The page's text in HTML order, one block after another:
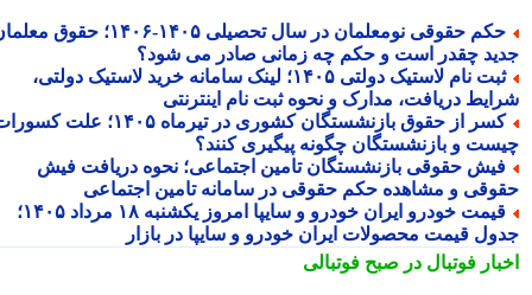
حکم حقوقی نومعلمان در سال تحصیلی ۱۴۰۵-۱۴۰۶؛ حقوق معلمان
چقدر است و حکم چه زمانی صادر می شود؟
ثبت نام لاستیک دولتی ۱۴۰۵؛ لینک سامانه خرید لاستیک دولتی،
دریافت، مدارک و نحوه ثبت نام اینترنتی
کسر از حقوق بازنشستگان کشوری در تیرماه ۱۴۰۵؛ علت کسورات
و بازنشستگان چگونه پیگیری کنند؟
حقوقی بازنشستگان تامین اجتماعی؛ نحوه دریافت فیش
و مشاهده حکم حقوقی در سامانه تامین اجتماعی
قیمت خودرو ایران خودرو و سایپا امروز یکشنبه ۱۸ مرداد ۱۴۰۵؛
قیمت محصولات ایران خودرو و سایپا در بازار
فوتبال در صبح فوتبالی